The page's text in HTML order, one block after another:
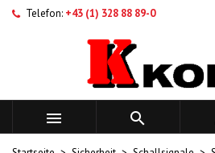
Telefon: +43 (1) 328 88 89-0
 